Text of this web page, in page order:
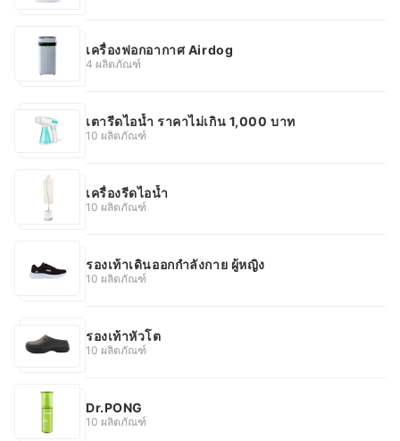
เครื่องฟอกอากาศ Airdog
4 ผลิตภัณฑ์
เตารีดไอน้ำ ราคาไม่เกิน 1,000 บาท
10 ผลิตภัณฑ์
เครื่องรีดไอน้ำ
10 ผลิตภัณฑ์
รองเท้าเดินออกกำลังกาย ผู้หญิง
10 ผลิตภัณฑ์
รองเท้าหัวโต
10 ผลิตภัณฑ์
Dr.PONG
10 ผลิตภัณฑ์